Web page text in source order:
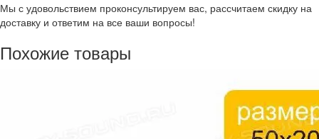
Мы с удовольствием проконсультируем вас, рассчитаем скидку на
доставку и ответим на все ваши вопросы!
Похожие товары